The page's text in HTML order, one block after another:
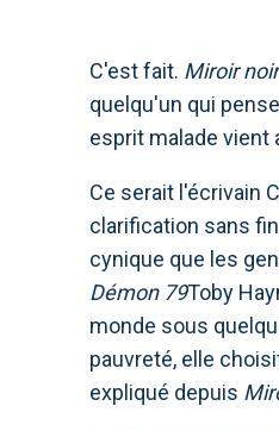
C'est fait. Miroir noir
quelqu'un qui
esprit malade vient
Ce serait l'écrivain
clarification sans
cynique que les
Démon 79Toby
monde sous
pauvreté, elle
expliqué depuis